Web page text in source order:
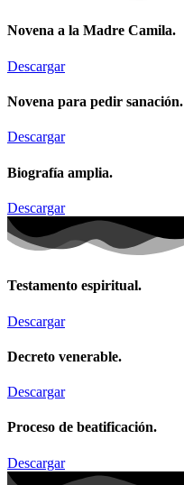
Novena a la Madre Camila.
Descargar
Novena para pedir sanación.
Descargar
Biografía amplia.
Descargar
Testamento espiritual.
Descargar
Decreto venerable.
Descargar
Proceso de beatificación.
Descargar